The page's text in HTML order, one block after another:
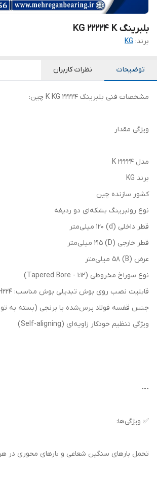
بلبرینگ KG 22224 K
برند: KG
توضیحات نظرات کاربران
مشخصات فنی بلبرینگ 22224 K KG چین:
ویژگی مقدار
مدل 22224 K
برند KG
کشور سازنده چین
نوع رولبرینگ بشکه‌ای دو ردیفه
قطر داخلی (d) 120 میلی‌متر
قطر خارجی (D) 215 میلی‌متر
عرض (B) 58 میلی‌متر
نوع سوراخ مخروطی (Tapered Bore - 1:12)
قابلیت نصب روی بوش تبدیلی بوش مناسب: H224
جنس قفسه فولاد پرس‌شده یا برنجی (بسته به
ویژگی تنظیم خودکار زاویه‌ای (Self-aligning)
---
✅ ویژگی‌ها:
تحمل بارهای سنگین شعاعی و بارهای محوری در